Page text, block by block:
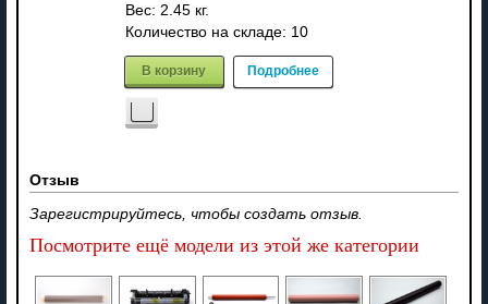
Вес: 2.45 кг.
Количество на складе: 10
В корзину Подробнее
Отзыв
Зарегистрируйтесь, чтобы создать отзыв.
Посмотрите ещё модели из этой же категории